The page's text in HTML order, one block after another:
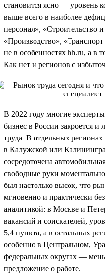
становится ясно — уровень
выше всего в наиболее
персонал», «Строительство
«Производство»,
не в особенностях hh.ru, а в
Как нет и регионов с
В 2022 году многие
бизнес в России закроется
труда. В отдельных
в Калужской или
сосредоточена
свободные руки
был настолько высок, что
мгновенно и практически
аналитикой: в Москве и
вакансий и соискателей,
5,4 пункта, а в остальных
особенно в Центральном,
федеральных округах —
предложение о работе.